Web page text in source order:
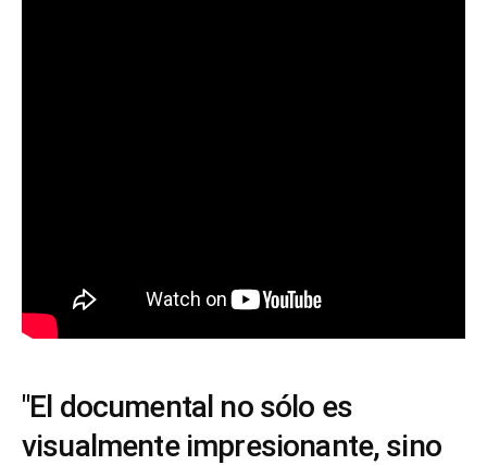
"El documental no sólo es
visualmente impresionante, sino